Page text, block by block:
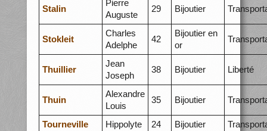
Stalin
Pierre
Auguste
29 Bijoutier
Stokleit
Charles
Adelphe
42
Bijoutier en
or
Thuillier
Jean
Joseph
38 Bijoutier Liberté
Thuin
Alexandre
Louis
35 Bijoutier
Tourneville Hippolyte 24 Bijoutier